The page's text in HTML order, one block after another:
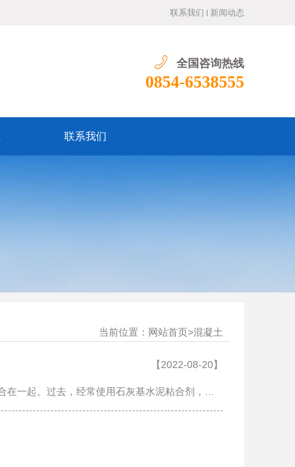
联系我们 新闻动态
全国咨询热线
0854-6538555
联系我们
当前位置： 网站首页 >混凝土
【2022-08-20】